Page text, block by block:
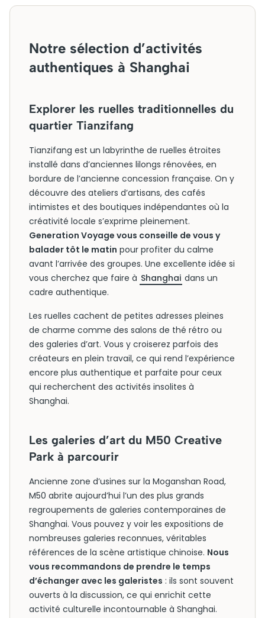
Notre sélection d’activités
authentiques à Shanghai
Explorer les ruelles traditionnelles du
quartier Tianzifang
Tianzifang est un labyrinthe de ruelles étroites
installé dans d’anciennes lilongs rénovées, en
bordure de l’ancienne concession française. On y
découvre des ateliers d’artisans, des cafés
intimistes et des boutiques indépendantes où la
créativité locale s’exprime pleinement.
Generation Voyage vous conseille de vous y
balader tôt le matin pour profiter du calme
avant l’arrivée des groupes. Une excellente idée si
vous cherchez que faire à Shanghai dans un
cadre authentique.
Les ruelles cachent de petites adresses pleines
de charme comme des salons de thé rétro ou
des galeries d’art. Vous y croiserez parfois des
créateurs en plein travail, ce qui rend l’expérience
encore plus authentique et parfaite pour ceux
qui recherchent des activités insolites à
Shanghai.
Les galeries d’art du M50 Creative
Park à parcourir
Ancienne zone d’usines sur la Moganshan Road,
M50 abrite aujourd’hui l’un des plus grands
regroupements de galeries contemporaines de
Shanghai. Vous pouvez y voir les expositions de
nombreuses galeries reconnues, véritables
références de la scène artistique chinoise. Nous
vous recommandons de prendre le temps
d’échanger avec les galeristes : ils sont souvent
ouverts à la discussion, ce qui enrichit cette
activité culturelle incontournable à Shanghai.